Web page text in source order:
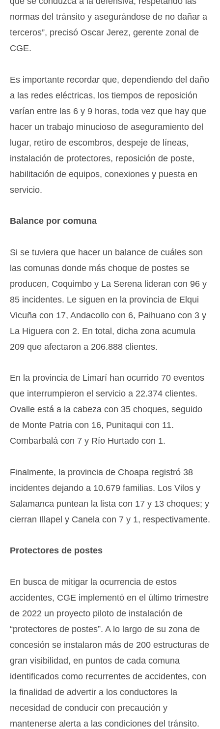
normas del tránsito y asegurándose de no dañar a
terceros”, precisó Oscar Jerez, gerente zonal de
CGE.
Es importante recordar que, dependiendo del daño
a las redes eléctricas, los tiempos de reposición
varían entre las 6 y 9 horas, toda vez que hay que
hacer un trabajo minucioso de aseguramiento del
lugar, retiro de escombros, despeje de líneas,
instalación de protectores, reposición de poste,
habilitación de equipos, conexiones y puesta en
servicio.
Balance por comuna
Si se tuviera que hacer un balance de cuáles son
las comunas donde más choque de postes se
producen, Coquimbo y La Serena lideran con 96 y
85 incidentes. Le siguen en la provincia de Elqui
Vicuña con 17, Andacollo con 6, Paihuano con 3 y
La Higuera con 2. En total, dicha zona acumula
209 que afectaron a 206.888 clientes.
En la provincia de Limarí han ocurrido 70 eventos
que interrumpieron el servicio a 22.374 clientes.
Ovalle está a la cabeza con 35 choques, seguido
de Monte Patria con 16, Punitaqui con 11.
Combarbalá con 7 y Río Hurtado con 1.
Finalmente, la provincia de Choapa registró 38
incidentes dejando a 10.679 familias. Los Vilos y
Salamanca puntean la lista con 17 y 13 choques; y
cierran Illapel y Canela con 7 y 1, respectivamente.
Protectores de postes
En busca de mitigar la ocurrencia de estos
accidentes, CGE implementó en el último trimestre
de 2022 un proyecto piloto de instalación de
“protectores de postes”. A lo largo de su zona de
concesión se instalaron más de 200 estructuras de
gran visibilidad, en puntos de cada comuna
identificados como recurrentes de accidentes, con
la finalidad de advertir a los conductores la
necesidad de conducir con precaución y
mantenerse alerta a las condiciones del tránsito.